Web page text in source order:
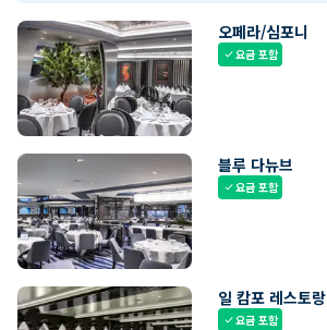
오페라/심포니
check요금 포함
블루 다뉴브
check요금 포함
일 캄포 레스토랑
check요금 포함